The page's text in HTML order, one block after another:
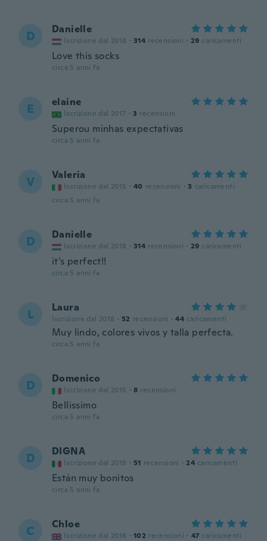
D Danielle
Iscrizione dal 2018 · 314 recensioni · 29 caricamenti
Love this socks
circa 5 anni fa
E elaine
Iscrizione dal 2017 · 3 recensioni
Superou minhas expectativas
circa 5 anni fa
V Valeria
Iscrizione dal 2015 · 40 recensioni · 3 caricamenti
circa 5 anni fa
D Danielle
Iscrizione dal 2018 · 314 recensioni · 29 caricamenti
it's perfect!!
circa 5 anni fa
L Laura
Iscrizione dal 2018 · 52 recensioni · 44 caricamenti
Muy lindo, colores vivos y talla perfecta.
circa 5 anni fa
D Domenico
Iscrizione dal 2015 · 8 recensioni
Bellissimo
circa 5 anni fa
D DIGNA
Iscrizione dal 2018 · 51 recensioni · 24 caricamenti
Están muy bonitos
circa 5 anni fa
C Chloe
Iscrizione dal 2018 · 102 recensioni · 47 caricamenti